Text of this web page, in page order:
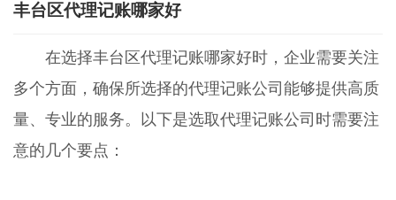
丰台区代理记账哪家好
在选择丰台区代理记账哪家好时，企业需要关注
多个方面，确保所选择的代理记账公司能够提供高质
量、专业的服务。以下是选取代理记账公司时需要注
意的几个要点：